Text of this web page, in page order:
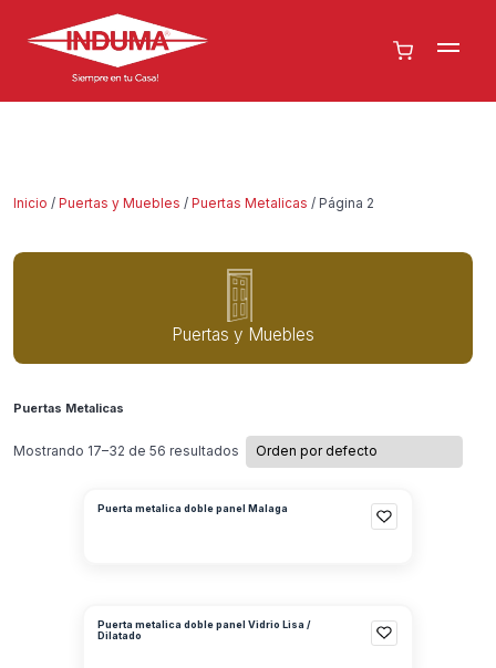
Inicio / Puertas y Muebles / Puertas Metalicas / Página 2
Puertas y Muebles
Puertas Metalicas
Mostrando 17–32 de 56 resultados
Puerta metalica doble panel Malaga
Puerta metalica doble panel Vidrio Lisa /
Dilatado